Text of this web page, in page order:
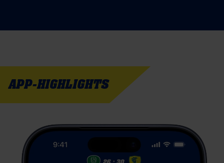
APP-HIGHLIGHTS